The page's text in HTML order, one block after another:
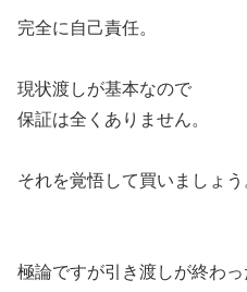
完全に自己責任。
現状渡しが基本なので
保証は全くありません。
それを覚悟して買いましょう
極論ですが引き渡しが終わっ